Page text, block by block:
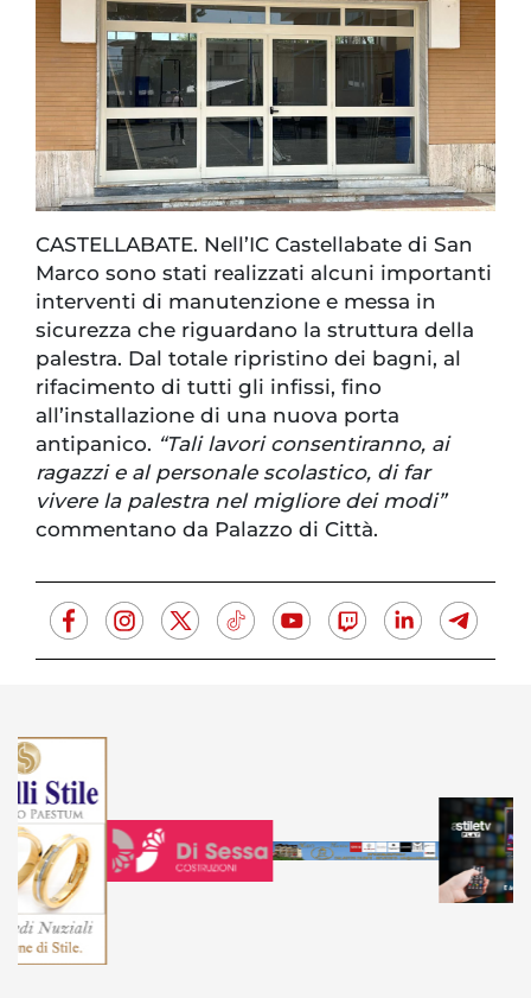
CASTELLABATE. Nell’IC Castellabate di San
Marco sono stati realizzati alcuni importanti
interventi di manutenzione e messa in
sicurezza che riguardano la struttura della
palestra. Dal totale ripristino dei bagni, al
rifacimento di tutti gli infissi, fino
all’installazione di una nuova porta
antipanico. “Tali lavori consentiranno, ai
ragazzi e al personale scolastico, di far
vivere la palestra nel migliore dei modi”
commentano da Palazzo di Città.